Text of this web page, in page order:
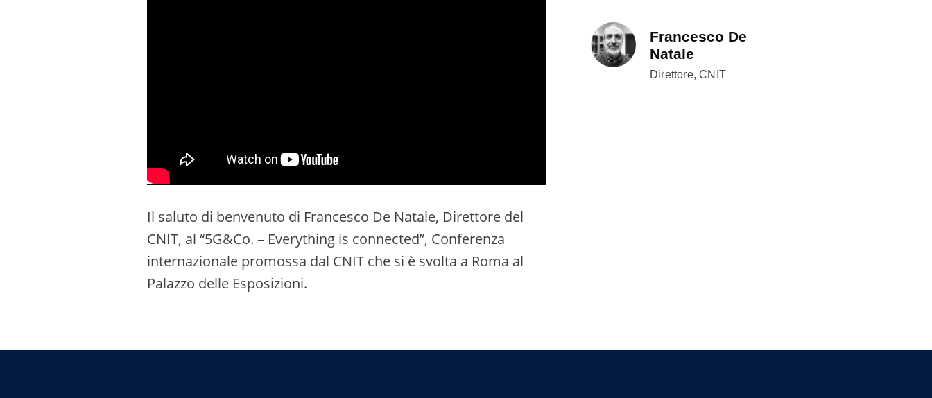
Il saluto di benvenuto di Francesco De Natale, Direttore del
CNIT, al “5G&Co. – Everything is connected”, Conferenza
internazionale promossa dal CNIT che si è svolta a Roma al
Palazzo delle Esposizioni.
Francesco De
Natale
Direttore, CNIT